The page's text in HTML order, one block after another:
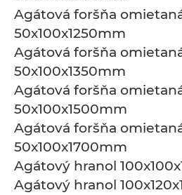
Agátová foršňa
50x100x1250mm
Agátová foršňa
50x100x1350mm
Agátová foršňa
50x100x1500mm
Agátová foršňa
50x100x1700mm
Agátový hranol
Agátový hranol